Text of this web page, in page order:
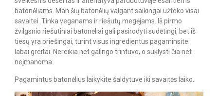
batonėliams. Man šių batonėlių valgant saikingai užteko visai
savaitei. Tinka veganams ir riešutų megėjams. Iš pirmo
žvilgsnio riešutiniai batonėliai gali pasirodyti sudėtingi, bet iš
tiesų yra priešingai, turint visus ingredientus pagaminsite
labai greitai. Nereikia net galingo trintuvo, o suklysti čia net
neįmanoma.
Pagamintus batonėlius laikykite šaldytuve iki savaitės laiko.